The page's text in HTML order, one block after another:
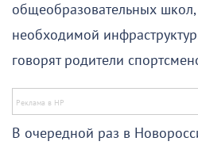
общеобразовательных
необходимой
говорят родители
В очередной раз в